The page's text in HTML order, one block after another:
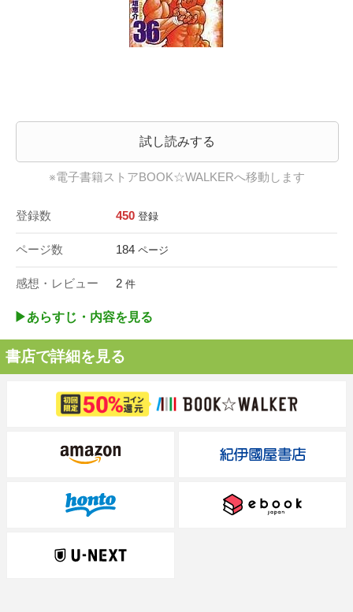
試し読みする
※電子書籍ストアBOOK☆WALKERへ移動します
登録数 450 登録
ページ数 184 ページ
感想・レビュー 2 件
▶︎あらすじ・内容を見る
書店で詳細を見る